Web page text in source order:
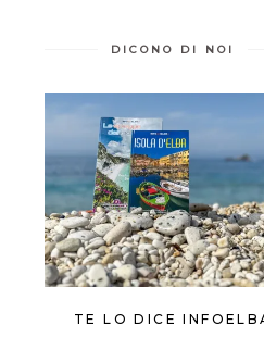
DICONO DI NOI
TE LO DICE